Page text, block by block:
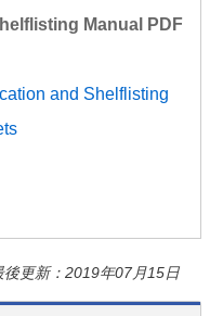
Manual PDF
and Shelflisting
更新：2019年07月15日